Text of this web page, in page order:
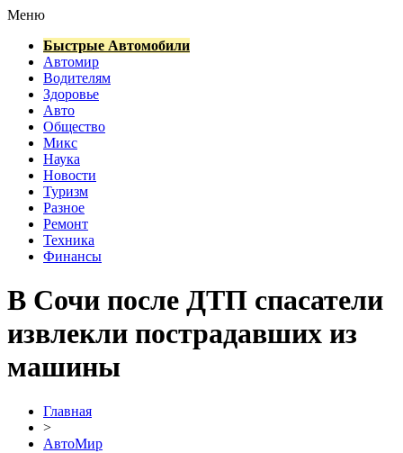
Меню
Быстрые Автомобили
Автомир
Водителям
Здоровье
Авто
Общество
Микс
Наука
Новости
Туризм
Разное
Ремонт
Техника
Финансы
В Сочи после ДТП спасатели
извлекли пострадавших из
машины
Главная
>
АвтоМир